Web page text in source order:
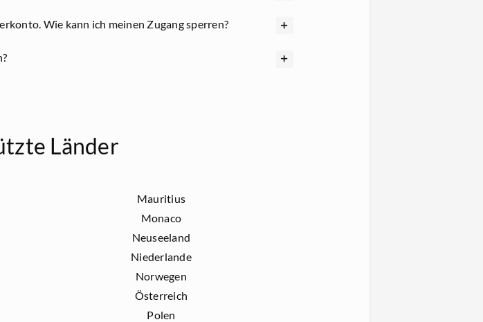
Wie kann ich meinen Zugang sperren?
Länder
Mauritius
Monaco
Neuseeland
Niederlande
Norwegen
Österreich
Polen